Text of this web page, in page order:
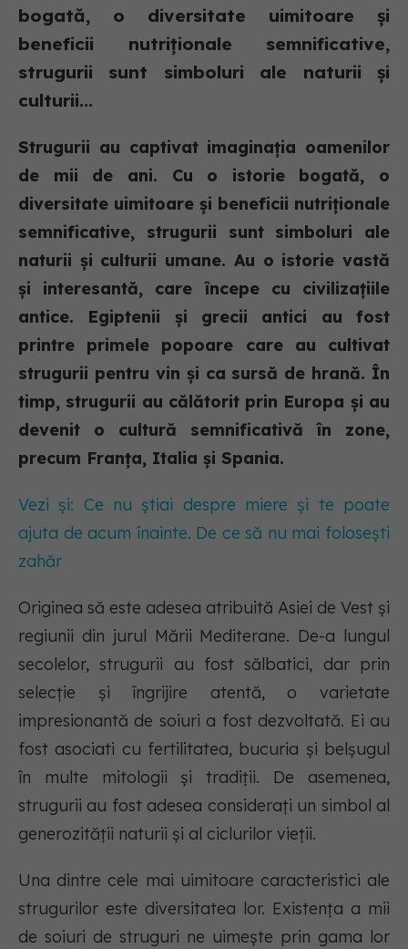
bogată, o diversitate uimitoare și
beneficii nutriționale semnificative,
strugurii sunt simboluri ale naturii și
culturii...
Strugurii au captivat imaginația oamenilor
de mii de ani. Cu o istorie bogată, o
diversitate uimitoare și beneficii nutriționale
semnificative, strugurii sunt simboluri ale
naturii și culturii umane. Au o istorie vastă
și interesantă, care începe cu civilizațiile
antice. Egiptenii și grecii antici au fost
printre primele popoare care au cultivat
strugurii pentru vin și ca sursă de hrană. În
timp, strugurii au călătorit prin Europa și au
devenit o cultură semnificativă în zone,
precum Franța, Italia și Spania.
Vezi și: Ce nu știai despre miere și te poate
ajuta de acum înainte. De ce să nu mai folosești
zahăr
Originea să este adesea atribuită Asiei de Vest și
regiunii din jurul Mării Mediterane. De-a lungul
secolelor, strugurii au fost sălbatici, dar prin
selecție și îngrijire atentă, o varietate
impresionantă de soiuri a fost dezvoltată. Ei au
fost asociati cu fertilitatea, bucuria și belșugul
în multe mitologii și tradiții. De asemenea,
strugurii au fost adesea considerați un simbol al
generozității naturii și al ciclurilor vieții.
Una dintre cele mai uimitoare caracteristici ale
strugurilor este diversitatea lor. Existența a mii
de soiuri de struguri ne uimește prin gama lor